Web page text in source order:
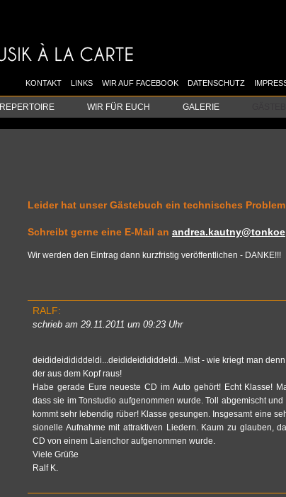
KONTAKT LINKS WIR AUF FACEBOOK DATENSCHUTZ
REPERTOIRE WIR FÜR EUCH GALERIE
Lei­der hat unser Gäste­buch ein tech­ni­sches
Schreibt gerne eine E-Mail an
Wir wer­den den Ein­trag dann kurz­fris­tig veröffent­li­chen - DANKE!!!
RALF:
schrieb am 29.11.2011 um 09:23 Uhr
deidideidididdeldi...​deidideidididdeldi...​Mist - wie kriegt man
der aus dem Kopf raus!
Habe ge­ra­de Eure neu­es­te CD im Auto gehört! Echt Klas­se!
dass sie im Ton­stu­dio auf­ge­nom­men wurde. Toll ab­ge­mischt und
kommt sehr le­ben­dig rüber! Klas­se ge­sun­gen. Ins­ge­samt eine
sio­nel­le Auf­nah­me mit at­trak­ti­ven Lie­dern. Kaum zu glau­ben,
CD von einem Lai­en­chor auf­ge­nom­men wurde.
Viele Grüße
Ralf K.